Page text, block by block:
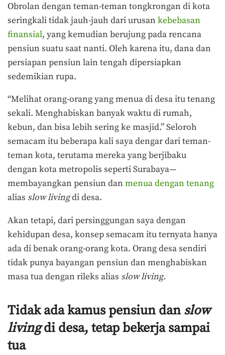
Obrolan dengan teman-teman tongkrongan di kota
seringkali tidak jauh-jauh dari urusan kebebasan
finansial, yang kemudian berujung pada rencana
pensiun suatu saat nanti. Oleh karena itu, dana dan
persiapan pensiun lain tengah dipersiapkan
sedemikian rupa.
“Melihat orang-orang yang menua di desa itu tenang
sekali. Menghabiskan banyak waktu di rumah,
kebun, dan bisa lebih sering ke masjid.” Seloroh
semacam itu beberapa kali saya dengar dari teman-
teman kota, terutama mereka yang berjibaku
dengan kota metropolis seperti Surabaya—
membayangkan pensiun dan menua dengan tenang
alias slow livingdi desa.
Akan tetapi, dari persinggungan saya dengan
kehidupan desa, konsep semacam itu ternyata hanya
ada di benak orang-orang kota. Orang desa sendiri
tidak punya bayangan pensiun dan menghabiskan
masa tua dengan rileks alias slow living.
Tidak ada kamus pensiun dan slow
livingdi desa, tetap bekerja sampai
tua